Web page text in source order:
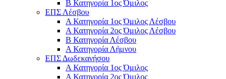
Β Κατηγορία 1ος Όμιλος
ΕΠΣ Λέσβου
Α Κατηγορία 1ος Όμιλος Λέσβου
Α Κατηγορία 2ος Όμιλος Λέσβου
B Κατηγορία Λέσβου
Α Κατηγορία Λήμνου
ΕΠΣ Δωδεκανήσου
Α Κατηγορία 1ος Όμιλος
Α Κατηγορία 2ος Όμιλος